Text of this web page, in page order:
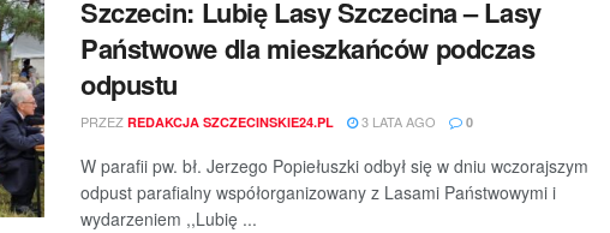
Szczecin: Lubię Lasy Szczecina – Lasy
Państwowe dla mieszkańców podczas
odpustu
PRZEZ REDAKCJA SZCZECINSKIE24.PL 3 LATA AGO 0
W parafii pw. bł. Jerzego Popiełuszki odbył się w dniu wczorajszym
odpust parafialny współorganizowany z Lasami Państwowymi i
wydarzeniem ,,Lubię ...